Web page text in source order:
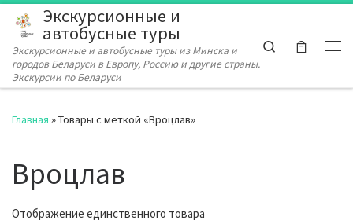
Перейти к содержимому
Экскурсионные и
автобусные туры
Экскурсионные и автобусные туры из Минска и
городов Беларуси в Европу, Россию и другие страны.
Экскурсии по Беларуси
Search
Главная »Товары с меткой «Вроцлав»
Вроцлав
Отображение единственного товара